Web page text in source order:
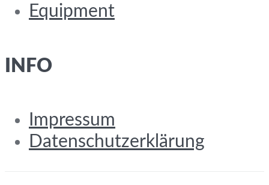
Equipment
INFO
Impressum
Datenschutzerklärung